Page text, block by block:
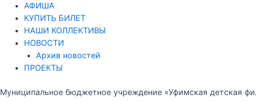
АФИША
КУПИТЬ БИЛЕТ
НАШИ КОЛЛЕКТИВЫ
НОВОСТИ
Архив новостей
ПРОЕКТЫ
Муниципальное бюджетное учреждение «Уфимская детская